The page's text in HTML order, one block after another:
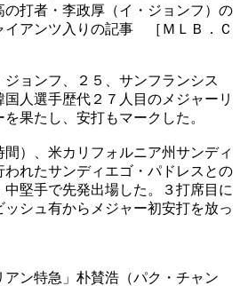
の打者・李政厚（イ・ジョンフ）の
イアンツ入りの記事 ［ＭＬＢ．Ｃ
ジョンフ、２５、サンフランシス
人選手歴代２７人目のメジャーリ
果たし、安打もマークした。
）、米カリフォルニア州サンディ
れたサンディエゴ・パドレスとの
堅手で先発出場した。３打席目に
シュ有からメジャー初安打を放っ
ン特急」朴賛浩（パク・チャン